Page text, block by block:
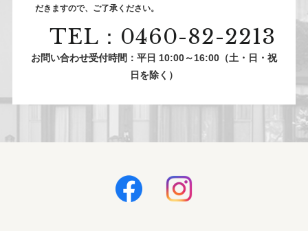
だきますので、ご了承ください。
TEL：0460-82-2213
お問い合わせ受付時間：平日 10:00～16:00（土・日・祝
日を除く）